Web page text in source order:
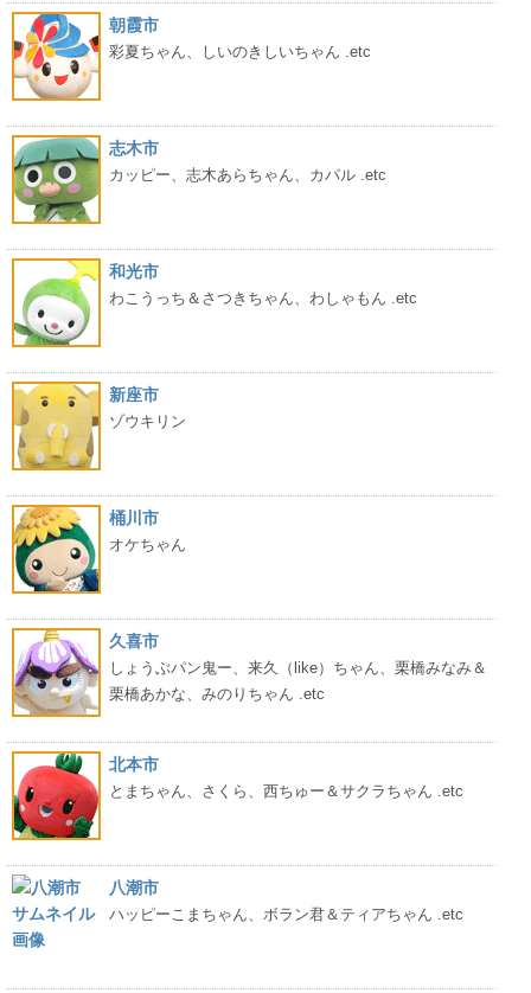
朝霞市
彩夏ちゃん、しいのきしいちゃん .etc
志木市
カッピー、志木あらちゃん、カパル .etc
和光市
わこうっち＆さつきちゃん、わしゃもん .etc
新座市
ゾウキリン
桶川市
オケちゃん
久喜市
しょうぶパン鬼ー、来久（like）ちゃん、栗橋みなみ＆
栗橋あかな、みのりちゃん .etc
北本市
とまちゃん、さくら、西ちゅー＆サクラちゃん .etc
八潮市
ハッピーこまちゃん、ボラン君＆ティアちゃん .etc